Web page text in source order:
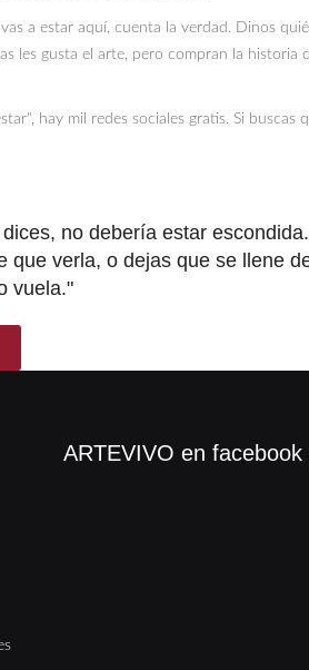
vas a estar aquí, cuenta la verdad. Dinos
les gusta el arte, pero compran la historia
hay mil redes sociales gratis. Si buscas
no debería estar
que verla, o dejas que se llene
vuela."
ARTEVIVO en facebook